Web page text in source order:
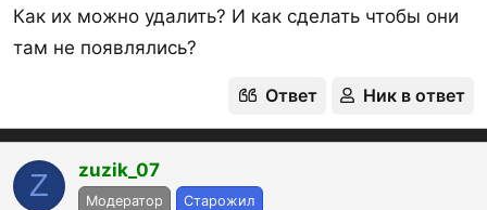
Как их можно удалить? И как сделать чтобы они
там не появлялись?
Ответ Ник в ответ
Z zuzik_07
Модератор Старожил